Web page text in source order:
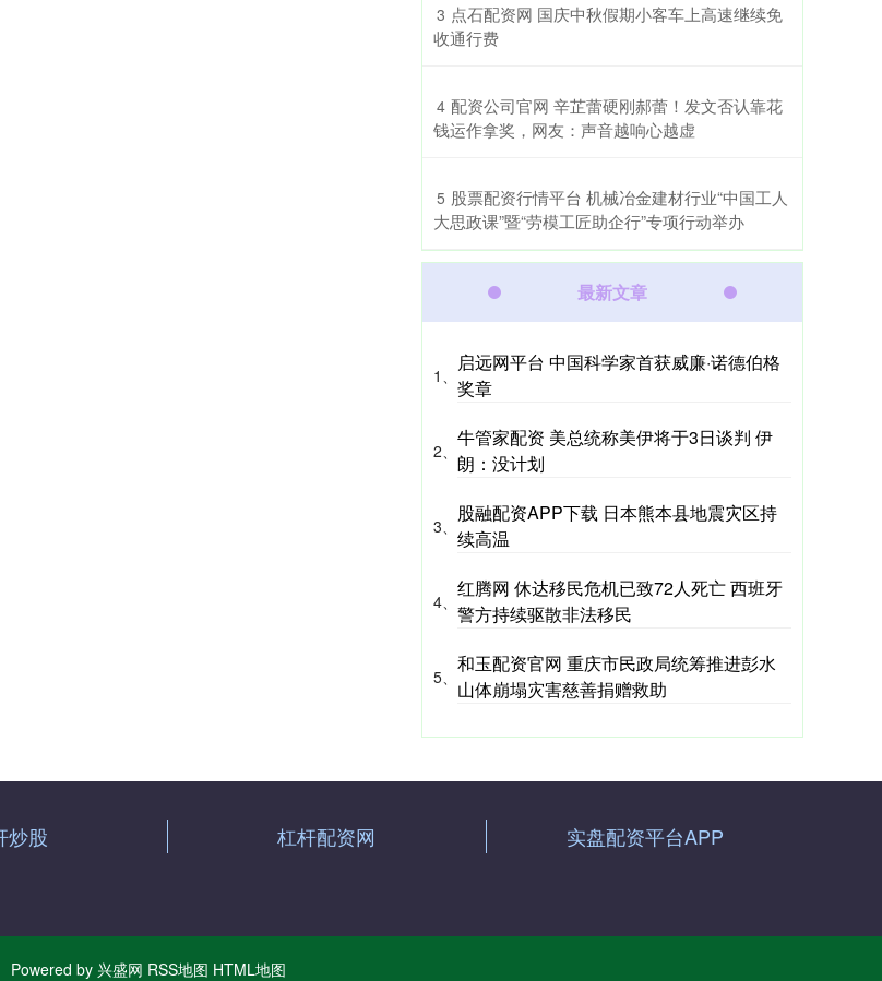
3 ​点石配资网 国庆中秋假期小客车上高速继续免
收通行费
4 ​配资公司官网 辛芷蕾硬刚郝蕾！发文否认靠花
钱运作拿奖，网友：声音越响心越虚
5 ​股票配资行情平台 机械冶金建材行业“中国工人
大思政课”暨“劳模工匠助企行”专项行动举办
最新文章
1、
启远网平台 中国科学家首获威廉·诺德伯格
奖章
2、
牛管家配资 美总统称美伊将于3日谈判 伊
朗：没计划
3、
股融配资APP下载 日本熊本县地震灾区持
续高温
4、
红腾网 休达移民危机已致72人死亡 西班牙
警方持续驱散非法移民
5、
和玉配资官网 重庆市民政局统筹推进彭水
山体崩塌灾害慈善捐赠救助
炒股 杠杆配资网 实盘配资平台APP
Powered by 兴盛网 RSS地图 HTML地图